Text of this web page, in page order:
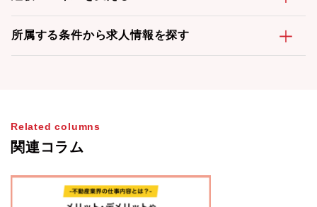
所属する条件から求人情報を探す
Related columns
関連コラム